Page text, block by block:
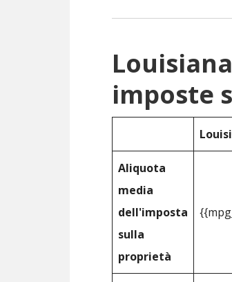
imposte
Aliquota
media
dell'imposta
sulla
proprietà